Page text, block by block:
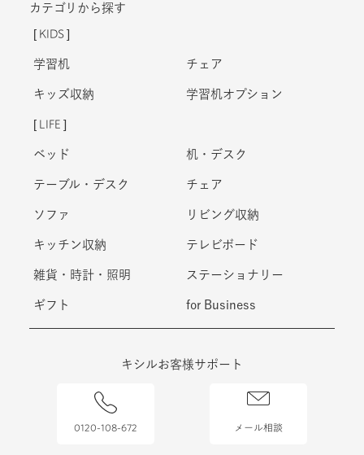
カテゴリから探す
KIDS
学習机 チェア
キッズ収納 学習机オプション
LIFE
ベッド 机・デスク
テーブル・デスク チェア
ソファ リビング収納
キッチン収納 テレビボード
雑貨・時計・照明 ステーショナリー
ギフト for Business
キシルお客様サポート
0120-108-672 メール相談